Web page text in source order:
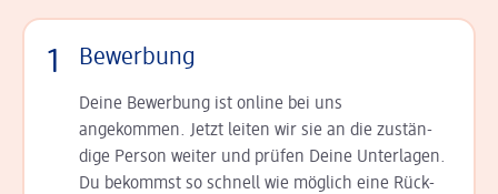
1 Bewerbung
Deine Bewerbung ist online bei uns
angekommen. Jetzt leiten wir sie an die zu­stän­
dige Person weiter und prüfen Deine Unterlagen.
Du bekommst so schnell wie möglich eine Rück­